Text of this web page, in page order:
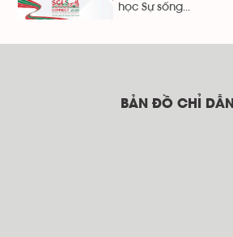
học Sự sống...
BẢN ĐỒ CHỈ DẪN